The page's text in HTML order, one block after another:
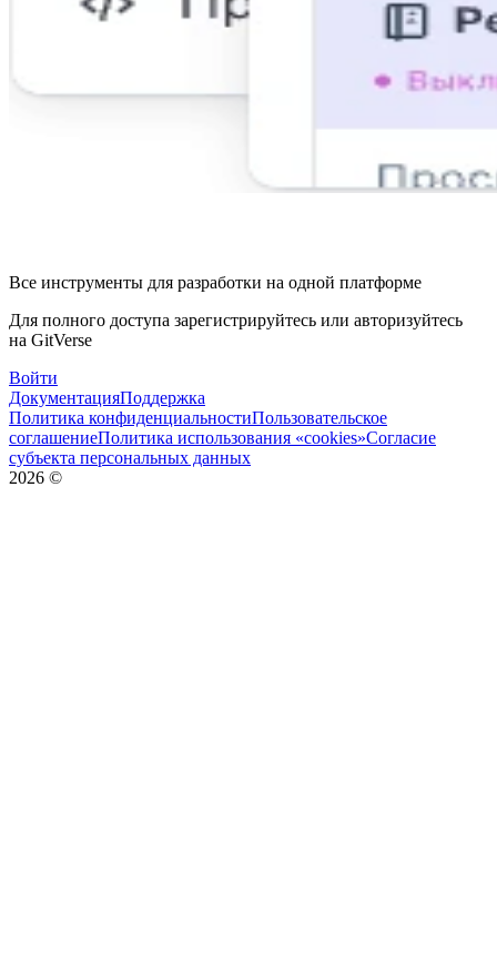
Все инструменты для разработки на одной платформе
Для полного доступа зарегистрируйтесь или авторизуйтесь
на GitVerse
Войти
ДокументацияПоддержка
Политика конфиденциальностиПользовательское
соглашениеПолитика использования «cookies»Согласие
субъекта персональных данных
2026 ©